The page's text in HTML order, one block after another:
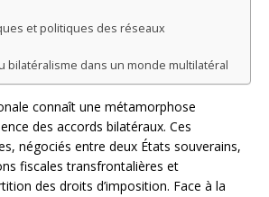
et politiques des réseaux
bilatéralisme dans un monde multilatéral
connaît une métamorphose
des accords bilatéraux. Ces
négociés entre deux États souverains,
fiscales transfrontalières et
des droits d’imposition. Face à la